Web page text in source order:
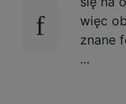
więc
znane
...